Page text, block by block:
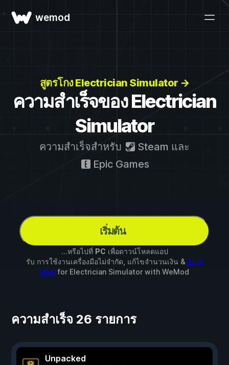
wemod
สูตรโกง Electrician Simulator →
ความสำเร็จของ Electrician
Simulator
ความสำเร็จสำหรับ Steam และ
Epic Games
เริ่มต้น
...หรือไปที่ PC เพื่อดาวน์โหลดแอป
รับ การใช้งานเครื่องมือไม่จำกัด, แก้ไขจำนวนเงิน & อีก 4
Mod for Electrician Simulator with WeMod
ความสำเร็จ 26 รายการ
Unpacked